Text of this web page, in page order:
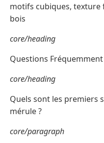
motifs cubiques,
bois
core/heading
Questions Fréquemment
core/heading
Quels sont les premiers
mérule ?
core/paragraph